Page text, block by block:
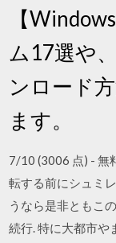
【
ム17選や
ンロード
ます。
7/10 (3006 点) - 無
転する前にシュミ
うなら是非ともこ
続行. 特に大都市や